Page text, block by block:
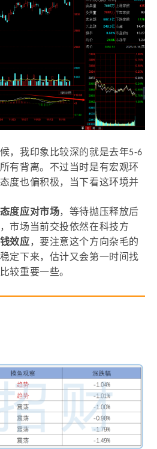
，我印象比较深的就是去年5-6
有背离。不过当时是有宏观环
度也偏积极，当下看这环境并
度应对市场，等待抛压释放后
市场当前交投依然在科技方
效应，要注意这个方向杂毛的
定下来，估计又会第一时间找
较重要一些。